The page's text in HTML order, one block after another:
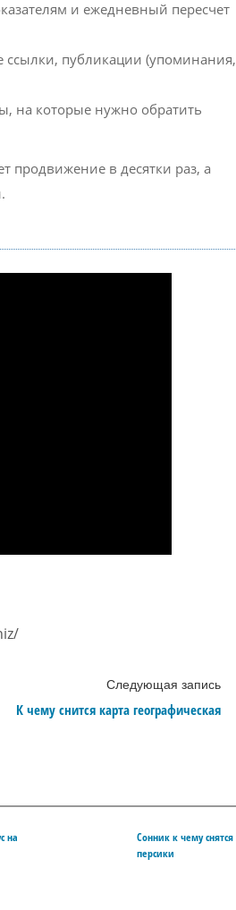
и ежедневный пересчет
публикации (упоминания,
на которые нужно обратить
продвижение в десятки раз, а
Следующая запись
К чему снится карта географическая
на
Сонник к чему снятся
персики